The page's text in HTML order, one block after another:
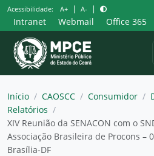
Pular
para
o
conteúdo
Acessibilidade: A+ | A- |
Intranet Webmail Office 365
Início / CAOSCC / Consumidor /
Relatórios /
XIV Reunião da SENACON com o
Associação Brasileira de Procons –
Brasília-DF